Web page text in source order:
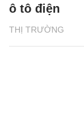
THỊ TRƯỜNG
ô tô điện